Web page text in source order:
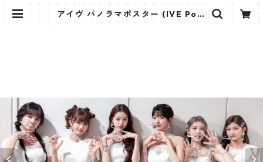
アイヴ パノラマポスター (IVE Post